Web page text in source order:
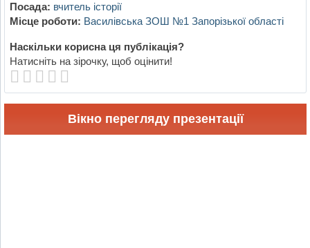
Посада: вчитель історії
Місце роботи: Василівська ЗОШ №1 Запорізької області
Наскільки корисна ця публікація?
Натисніть на зірочку, щоб оцінити!
Вікно перегляду презентації